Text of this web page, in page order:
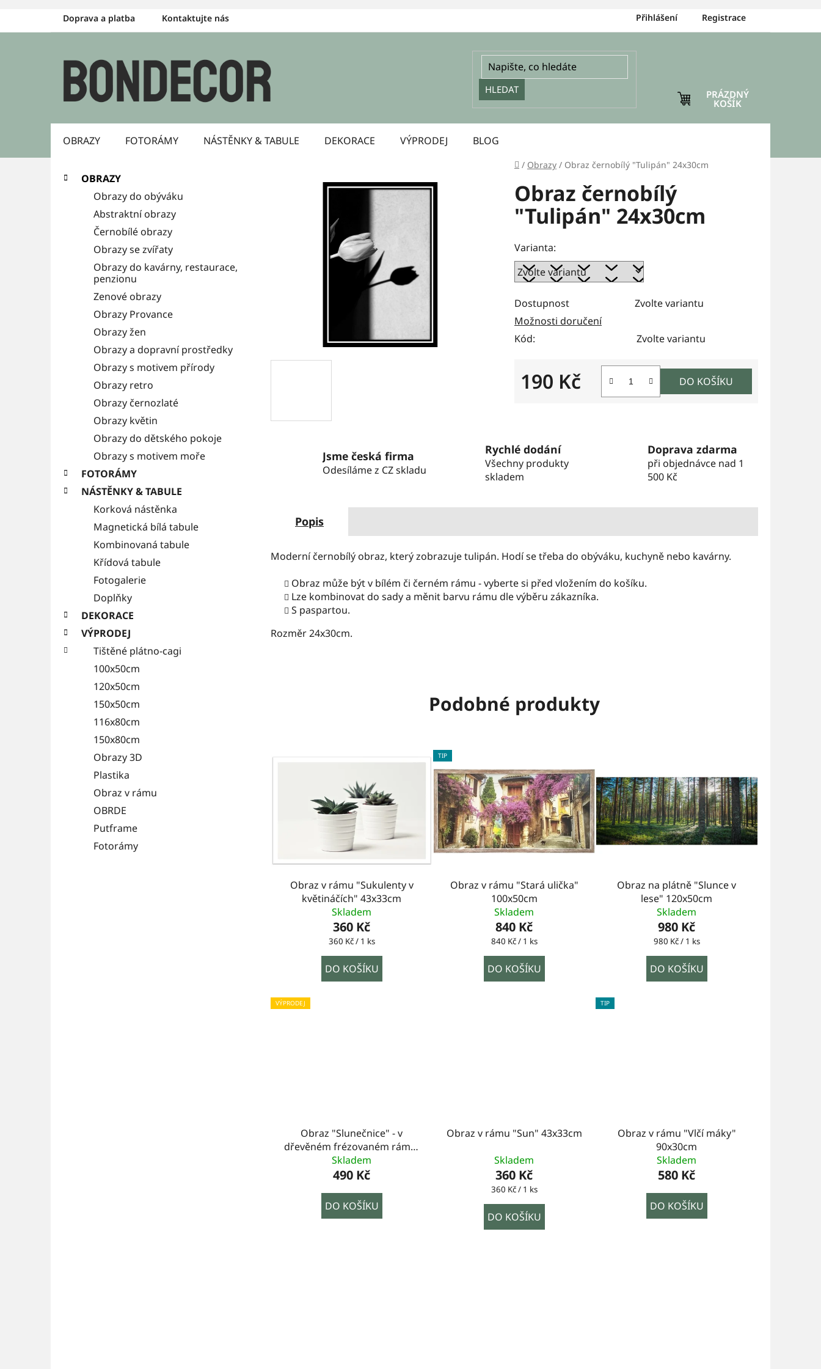
obsah
Doprava a platba Kontaktujte nás Přihlášení Registrace
HLEDAT
NÁKUPNÍ
PRÁZDNÝ
KOŠÍK
OBRAZY FOTORÁMY NÁSTĚNKY & TABULE DEKORACE VÝPRODEJ BLOG
Domů
/ Obrazy / Obraz černobílý "Tulipán" 24x30cm
Přeskočit
kategorie
K
OBRAZY
Obrazy do obýváku
Abstraktní obrazy
Černobílé obrazy
Obrazy se zvířaty
Obrazy do kavárny, restaurace,
penzionu
Zenové obrazy
Obrazy Provance
Obrazy žen
Obrazy a dopravní prostředky
Obrazy s motivem přírody
Obrazy retro
Obrazy černozlaté
Obrazy květin
Obrazy do dětského pokoje
Obrazy s motivem moře
FOTORÁMY
NÁSTĚNKY & TABULE
Korková nástěnka
Magnetická bílá tabule
Kombinovaná tabule
Křídová tabule
Fotogalerie
Doplňky
DEKORACE
VÝPRODEJ
Tištěné plátno-cagi
100x50cm
120x50cm
150x50cm
116x80cm
150x80cm
Obrazy 3D
Plastika
Obraz v rámu
OBRDE
Putframe
Fotorámy
Obraz černobílý
"Tulipán" 24x30cm
Varianta:
Dostupnost
Zvolte variantu
Možnosti doručení
Kód:
Zvolte variantu
190 Kč DO KOŠÍKU
Jsme česká firma
Odesíláme z CZ skladu
Rychlé dodání
Všechny produkty
skladem
Doprava zdarma
při objednávce nad 1
500 Kč
Popis
Moderní černobílý obraz, který zobrazuje tulipán. Hodí se třeba do obýváku, kuchyně nebo kavárny.
Obraz může být v bílém či černém rámu - vyberte si před vložením do košíku.
Lze kombinovat do sady a měnit barvu rámu dle výběru zákazníka.
S paspartou.
Rozměr 24x30cm.
Podobné produkty
Obraz v rámu "Sukulenty v
květináčích" 43x33cm
Skladem
360 Kč
Měrná
360 Kč / 1 ks
DO KOŠÍKU
TIP
Obraz v rámu "Stará ulička"
100x50cm
Skladem
840 Kč
Měrná
840 Kč / 1 ks
DO KOŠÍKU
Obraz na plátně "Slunce v
lese" 120x50cm
Skladem
980 Kč
Měrná
980 Kč / 1 ks
DO KOŠÍKU
VÝPRODEJ
Obraz "Slunečnice" - v
dřevěném frézovaném rámu,
100x60cm
Skladem
490 Kč
DO KOŠÍKU
Obraz v rámu "Sun" 43x33cm
Skladem
360 Kč
Měrná
360 Kč / 1 ks
DO KOŠÍKU
TIP
Obraz v rámu "Vlčí máky"
90x30cm
Skladem
580 Kč
DO KOŠÍKU